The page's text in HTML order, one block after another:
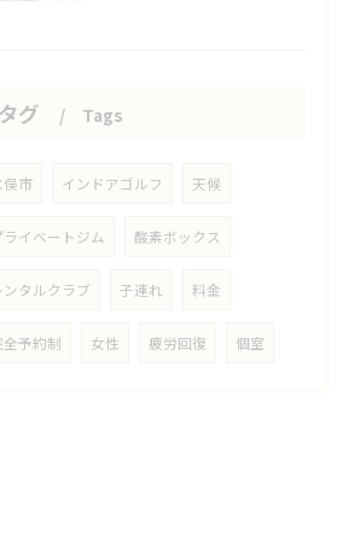
タグ Tags
俣市 インドアゴルフ 天候
ライベートジム 酸素ボックス
ンタルクラブ 子連れ 料金
全予約制 女性 疲労回復 個室